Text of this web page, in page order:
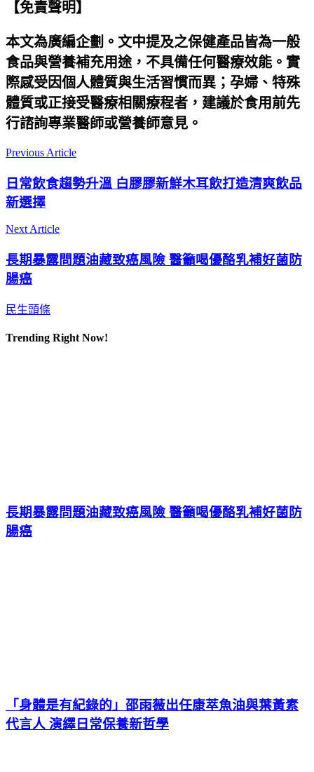
【免責聲明】
本文為廣編企劃。文中提及之保健產品皆為一般
食品與營養補充用途，不具備任何醫療效能。實
際感受因個人體質與生活習慣而異；孕婦、特殊
體質或正接受醫療相關療程者，建議於食用前先
行諮詢專業醫師或營養師意見。
Previous Article
日常飲食趨勢升溫 白膠膠新鮮木耳飲打造清爽飲品
新選擇
Next Article
長期暴露問題油藏致癌風險 醫籲喝優酪乳補好菌防
腸癌
民生頭條
Trending Right Now!
長期暴露問題油藏致癌風險 醫籲喝優酪乳補好菌防
腸癌
「身體是有紀錄的」邵雨薇出任康萃魚油與葉黃素
代言人 演繹日常保養新哲學